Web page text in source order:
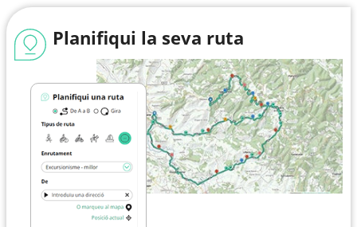
Planifiqui la seva ruta